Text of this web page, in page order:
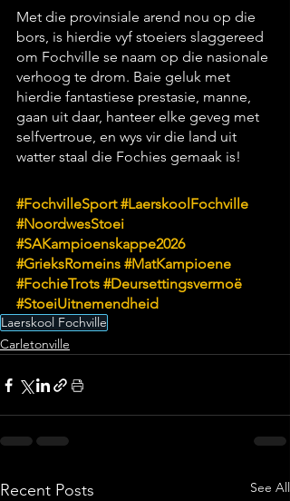
Met die provinsiale arend nou op die
bors, is hierdie vyf stoeiers slaggereed
om Fochville se naam op die nasionale
verhoog te drom. Baie geluk met
hierdie fantastiese prestasie, manne,
gaan uit daar, hanteer elke geveg met
selfvertroue, en wys vir die land uit
watter staal die Fochies gemaak is!
#FochvilleSport #LaerskoolFochville
#NoordwesStoei
#SAKampioenskappe2026
#GrieksRomeins #MatKampioene
#FochieTrots #Deursettingsvermoë
#StoeiUitnemendheid
Laerskool Fochville
Carletonville
Recent Posts See All